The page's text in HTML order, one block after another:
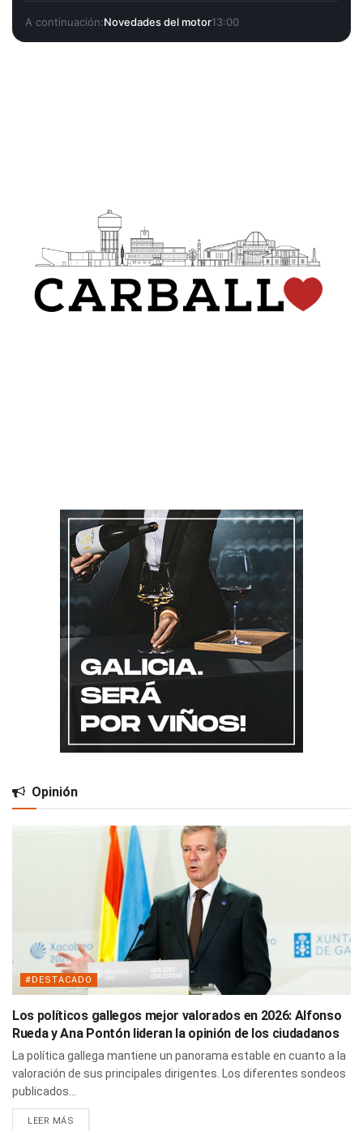
A continuación:Novedades del motor13:00
Opinión
#DESTACADO
Los políticos gallegos mejor valorados en 2026: Alfonso
Rueda y Ana Pontón lideran la opinión de los ciudadanos
La política gallega mantiene un panorama estable en cuanto a la
valoración de sus principales dirigentes. Los diferentes sondeos
publicados...
LEER MÁS